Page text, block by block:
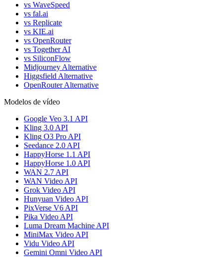
vs WaveSpeed
vs fal.ai
vs Replicate
vs KIE.ai
vs OpenRouter
vs Together AI
vs SiliconFlow
Midjourney Alternative
Higgsfield Alternative
OpenRouter Alternative
Modelos de vídeo
Google Veo 3.1 API
Kling 3.0 API
Kling O3 Pro API
Seedance 2.0 API
HappyHorse 1.1 API
HappyHorse 1.0 API
WAN 2.7 API
WAN Video API
Grok Video API
Hunyuan Video API
PixVerse V6 API
Pika Video API
Luma Dream Machine API
MiniMax Video API
Vidu Video API
Gemini Omni Video API